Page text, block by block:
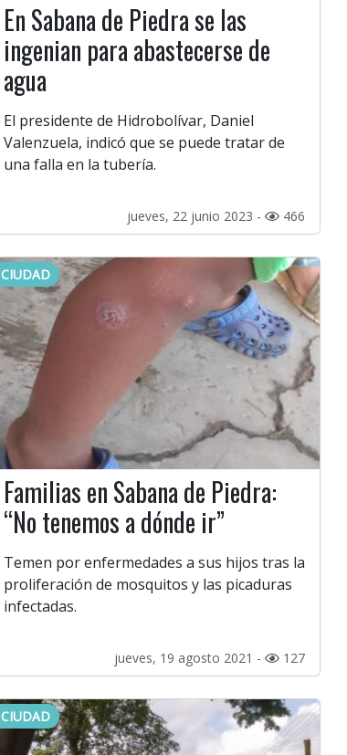
En Sabana de Piedra se las
ingenian para abastecerse de
agua
El presidente de Hidrobolívar, Daniel
Valenzuela, indicó que se puede tratar de
una falla en la tubería.
jueves, 22 junio 2023 - 466
CIUDAD
Familias en Sabana de Piedra:
“No tenemos a dónde ir”
Temen por enfermedades a sus hijos tras la
proliferación de mosquitos y las picaduras
infectadas.
jueves, 19 agosto 2021 - 127
CIUDAD